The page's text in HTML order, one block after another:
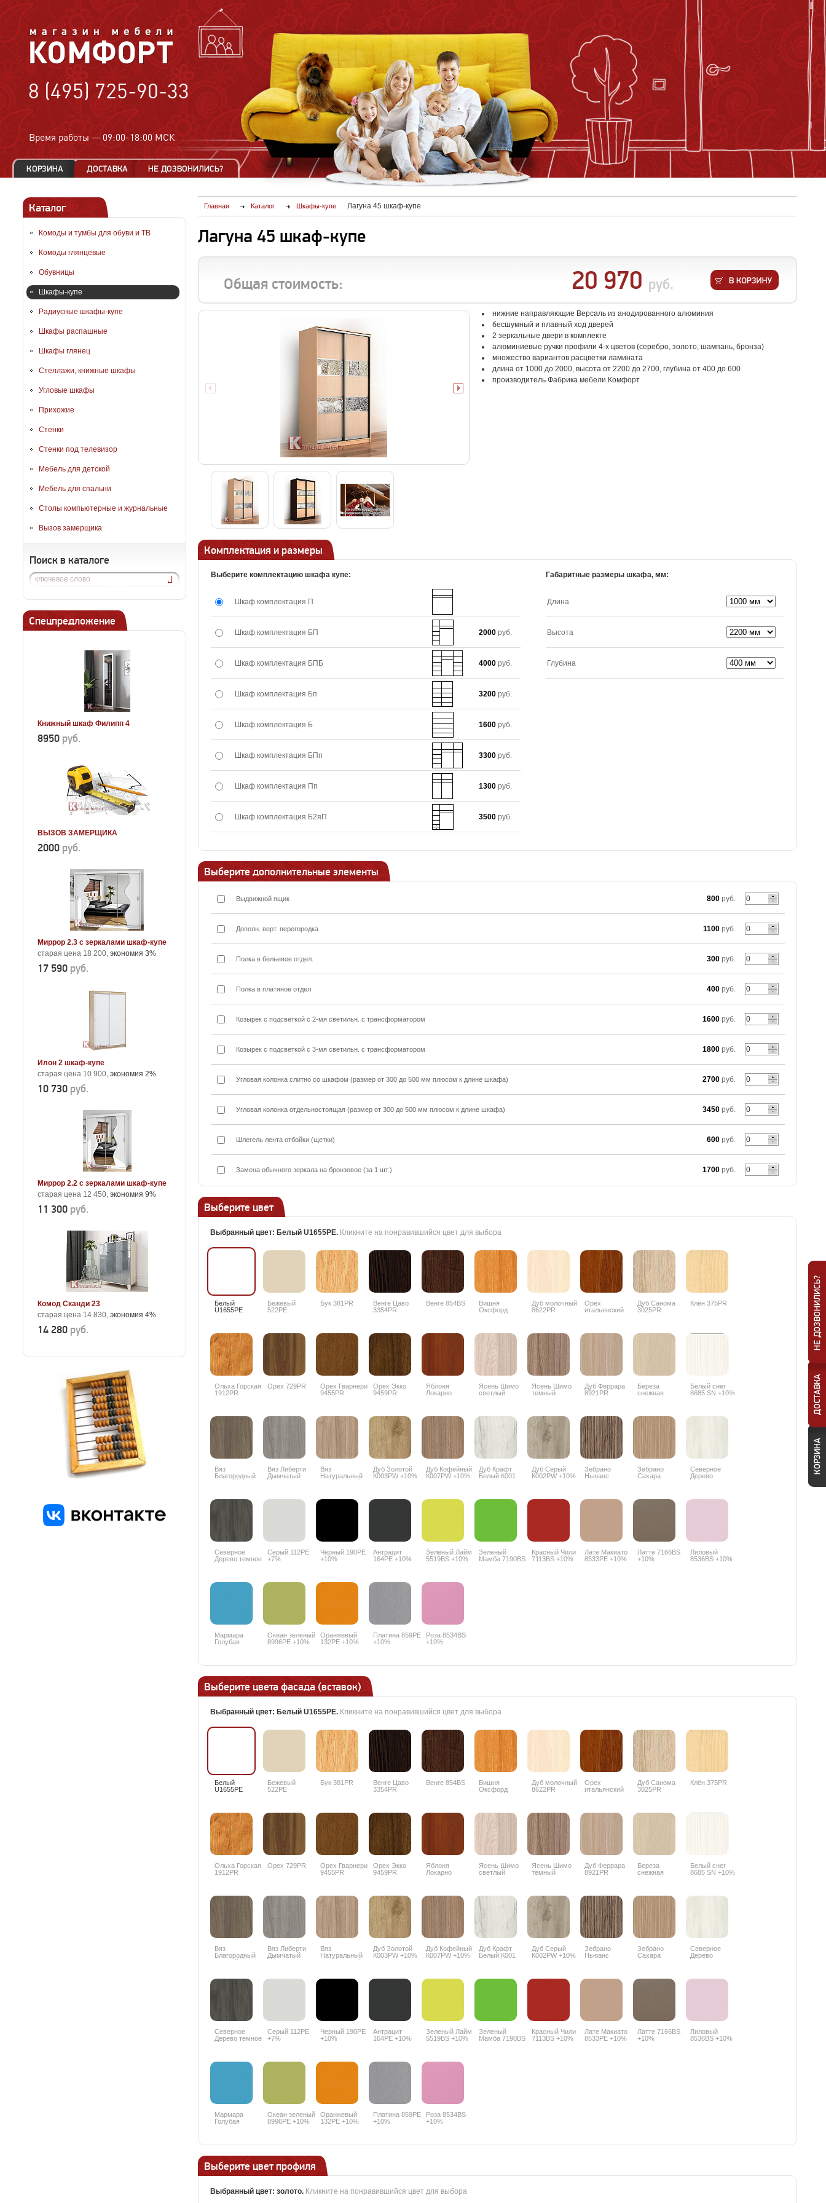
8 (495) 725-90-33
Время работы — 09:00-18:00 МСК
Каталог
Комоды и тумбы для обуви и ТВ
Комоды глянцевые
Обувницы
Шкафы-купе
Радиусные шкафы-купе
Шкафы распашные
Шкафы глянец
Стеллажи, книжные шкафы
Угловые шкафы
Прихожие
Стенки
Стенки под телевизор
Мебель для детской
Мебель для спальни
Столы компьютерные и журнальные
Вызов замерщика
Поиск в каталоге
Спецпредложение
Книжный шкаф Филипп 4
8950 руб.
ВЫЗОВ ЗАМЕРЩИКА
2000 руб.
Миррор 2.3 с зеркалами шкаф-купе
старая цена 18 200, экономия 3%
17 590 руб.
Илон 2 шкаф-купе
старая цена 10 900, экономия 2%
10 730 руб.
Миррор 2.2 с зеркалами шкаф-купе
старая цена 12 450, экономия 9%
11 300 руб.
Комод Сканди 23
старая цена 14 830, экономия 4%
14 280 руб.
Главная Каталог Шкафы-купе Лагуна 45 шкаф-купе
Лагуна 45 шкаф-купе
Общая стоимость: 20 970 руб.
нижние направляющие Версаль из анодированного алюминия
бесшумный и плавный ход дверей
2 зеркальные двери в комплекте
алюминиевые ручки профили 4-х цветов (серебро, золото, шампань, бронза)
множество вариантов расцветки ламината
длина от 1000 до 2000, высота от 2200 до 2700, глубина от 400 до 600
производитель Фабрика мебели Комфорт
Комплектация и размеры
Выберите комплектацию шкафа купе:
Шкаф комплектация П
Шкаф комплектация БП 2000 руб.
Шкаф комплектация БПБ 4000 руб.
Шкаф комплектация Бп 3200 руб.
Шкаф комплектация Б 1600 руб.
Шкаф комплектация БПп 3300 руб.
Шкаф комплектация Пп 1300 руб.
Шкаф комплектация Б2яП 3500 руб.
Габаритные размеры шкафа, мм:
Длина
Высота
Глубина
Выберите дополнительные элементы
Выдвижной ящик 800 руб.
Дополн. верт. перегородка 1100 руб.
Полка в бельевое отдел. 300 руб.
Полка в платяное отдел 400 руб.
Козырек с подсветкой с 2-мя светильн. с трансформатором 1600 руб.
Козырек с подсветкой с 3-мя светильн. с трансформатором 1800 руб.
Угловая колонка слитно со шкафом (размер от 300 до 500 мм плюсом к длине шкафа) 2700 руб.
Угловая колонка отдельностоящая (размер от 300 до 500 мм плюсом к длине шкафа) 3450 руб.
Шлегель лента отбойки (щетки) 600 руб.
Замена обычного зеркала на бронзовое (за 1 шт.) 1700 руб.
Выберите цвет
Выбранный цвет: Белый U1655PE. Кликните на понравившийся цвет для выбора
Белый
U1655PE
Бежевый
522PE
Бук 381PR
Венге Цаво
3354PR
Венге 854BS
Вишня
Оксфорд
Дуб молочный
8622PR
Орех
итальянский
Дуб Санома
3025PR
Клён 375PR
Ольха Горская
1912PR
Орех 729PR
Орех Гварнери
9455PR
Орех Экко
9459PR
Яблоня
Локарно
Ясень Шимо
светлый
Ясень Шимо
темный
Дуб Феррара
8921PR
Береза
снежная
Белый снег
8685 SN +10%
Вяз
Благородный
темный
Вяз Либерти
Дымчатый
Вяз
Натуральный
благородный
Дуб Золотой
К003PW +10%
Дуб Кофейный
К007PW +10%
Дуб Крафт
Белый К001
Дуб Серый
К002PW +10%
Зебрано
Ньюанс
Зебрано
Сахара
Северное
Дерево
Северное
Дерево темное
Серый 112PE
+7%
Черный 190PE
+10%
Антрацит
164PE +10%
Зеленый Лайм
5519BS +10%
Зеленый
Мамба 7190BS
Красный Чили
7113BS +10%
Лате Макиато
8533PE +10%
Латте 7166BS
+10%
Лиловый
8536BS +10%
Мармара
Голубая
Океан зеленый
8996PE +10%
Оранжевый
132PE +10%
Платина 859PE
+10%
Роза 8534BS
+10%
Выберите цвета фасада (вставок)
Выбранный цвет: Белый U1655PE. Кликните на понравившийся цвет для выбора
Белый
U1655PE
Бежевый
522PE
Бук 381PR
Венге Цаво
3354PR
Венге 854BS
Вишня
Оксфорд
Дуб молочный
8622PR
Орех
итальянский
Дуб Санома
3025PR
Клён 375PR
Ольха Горская
1912PR
Орех 729PR
Орех Гварнери
9455PR
Орех Экко
9459PR
Яблоня
Локарно
Ясень Шимо
светлый
Ясень Шимо
темный
Дуб Феррара
8921PR
Береза
снежная
Белый снег
8685 SN +10%
Вяз
Благородный
темный
Вяз Либерти
Дымчатый
Вяз
Натуральный
благородный
Дуб Золотой
К003PW +10%
Дуб Кофейный
К007PW +10%
Дуб Крафт
Белый К001
Дуб Серый
К002PW +10%
Зебрано
Ньюанс
Зебрано
Сахара
Северное
Дерево
Северное
Дерево темное
Серый 112PE
+7%
Черный 190PE
+10%
Антрацит
164PE +10%
Зеленый Лайм
5519BS +10%
Зеленый
Мамба 7190BS
Красный Чили
7113BS +10%
Лате Макиато
8533PE +10%
Латте 7166BS
+10%
Лиловый
8536BS +10%
Мармара
Голубая
Океан зеленый
8996PE +10%
Оранжевый
132PE +10%
Платина 859PE
+10%
Роза 8534BS
+10%
Выберите цвет профиля
Выбранный цвет: золото. Кликните на понравившийся цвет для выбора